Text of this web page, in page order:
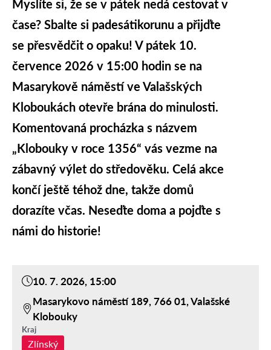
Myslíte si, že se v pátek nedá cestovat v
čase? Sbalte si padesátikorunu a přijďte
se přesvědčit o opaku! V pátek 10.
července 2026 v 15:00 hodin se na
Masarykově náměstíve Valašských
Kloboukách otevře brána do minulosti.
Komentovaná procházka s názvem
„Klobouky v roce 1356“ vás vezme na
zábavný výlet do středověku. Celá akce
končí ještě téhož dne, takže domů
dorazíte včas. Neseďte doma a pojďte s
námi do historie!
10. 7. 2026, 15:00
Masarykovo náměstí 189, 766 01, Valašské
Klobouky
Kraj
Zlínský